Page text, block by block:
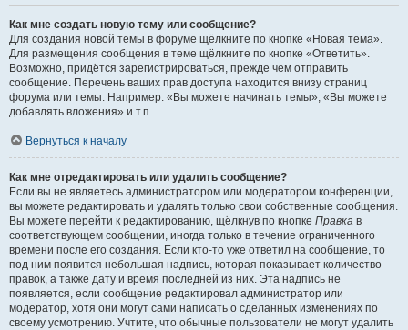
Как мне создать новую тему или сообщение?
Для создания новой темы в форуме щёлкните по кнопке «Новая тема».
Для размещения сообщения в теме щёлкните по кнопке «Ответить».
Возможно, придётся зарегистрироваться, прежде чем отправить
сообщение. Перечень ваших прав доступа находится внизу страниц
форума или темы. Например: «Вы можете начинать темы», «Вы можете
добавлять вложения» и т.п.
Вернуться к началу
Как мне отредактировать или удалить сообщение?
Если вы не являетесь администратором или модератором конференции,
вы можете редактировать и удалять только свои собственные сообщения.
Вы можете перейти к редактированию, щёлкнув по кнопке Правка в
соответствующем сообщении, иногда только в течение ограниченного
времени после его создания. Если кто-то уже ответил на сообщение, то
под ним появится небольшая надпись, которая показывает количество
правок, а также дату и время последней из них. Эта надпись не
появляется, если сообщение редактировал администратор или
модератор, хотя они могут сами написать о сделанных изменениях по
своему усмотрению. Учтите, что обычные пользователи не могут удалить